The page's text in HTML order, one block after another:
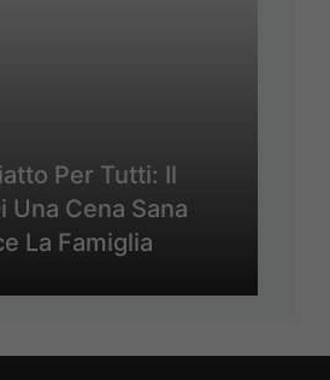
Per Tutti: Il
Una Cena Sana
La Famiglia